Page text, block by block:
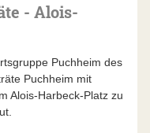
- Alois-
Puchheim des
Puchheim mit
Alois-Harbeck-Platz zu